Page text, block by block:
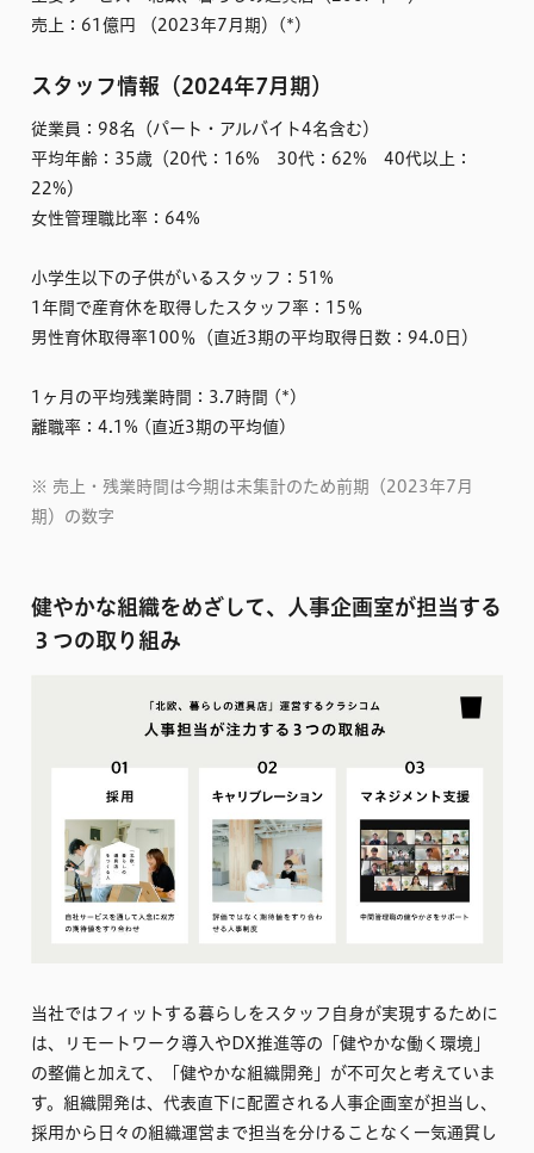
売上：61億円 （2023年7月期）(*)
スタッフ情報（2024年7月期）
従業員：98名（パート・アルバイト4名含む）
平均年齢：35歳（20代：16% 30代：62% 40代以上：
22%）
女性管理職比率：64%
小学生以下の子供がいるスタッフ：51%
1年間で産育休を取得したスタッフ率：15％
男性育休取得率100％（直近3期の平均取得日数：94.0日）
1ヶ月の平均残業時間：3.7時間 (*)
離職率：4.1% (直近3期の平均値)
※ 売上・残業時間は今期は未集計のため前期（2023年7月
期）の数字
健やかな組織をめざして、人事企画室が担当する
３つの取り組み
当社ではフィットする暮らしをスタッフ自身が実現するために
は、リモートワーク導入やDX推進等の「健やかな働く環境」
の整備と加えて、「健やかな組織開発」が不可欠と考えていま
す。組織開発は、代表直下に配置される人事企画室が担当し、
採用から日々の組織運営まで担当を分けることなく一気通貫し